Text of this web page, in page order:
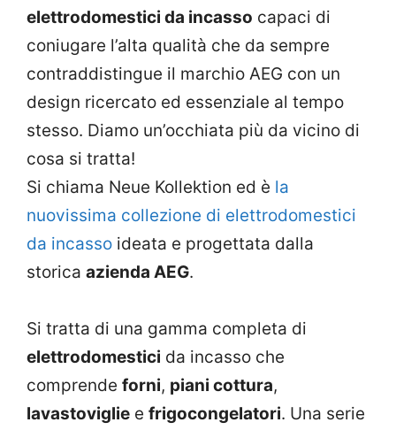
elettrodomestici da incasso capaci di
coniugare l’alta qualità che da sempre
contraddistingue il marchio AEG con un
design ricercato ed essenziale al tempo
stesso. Diamo un’occhiata più da vicino di
cosa si tratta!
Si chiama Neue Kollektion ed è la
nuovissima collezione di elettrodomestici
da incasso ideata e progettata dalla
storica azienda AEG.
Si tratta di una gamma completa di
elettrodomestici da incasso che
comprende forni, piani cottura,
lavastoviglie e frigocongelatori. Una serie